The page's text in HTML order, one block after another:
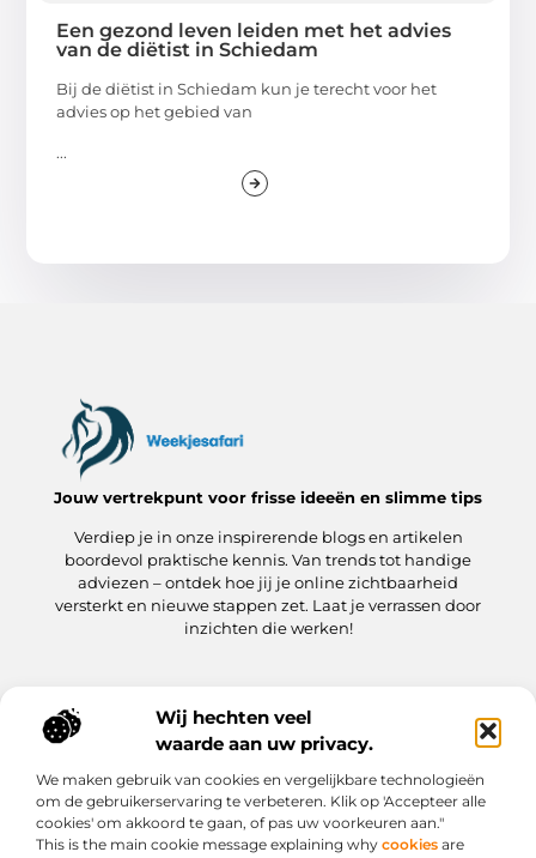
Wij hechten veel
waarde aan uw privacy.
We maken gebruik van cookies en vergelijkbare technologieën
om de gebruikerservaring te verbeteren. Klik op 'Accepteer alle
cookies' om akkoord te gaan, of pas uw voorkeuren aan."
This is the main cookie message explaining why cookies are
Een gezond leven leiden met het advies
van de diëtist in Schiedam
Bij de diëtist in Schiedam kun je terecht voor het
advies op het gebied van
...
Jouw vertrekpunt voor frisse ideeën en slimme tips
Verdiep je in onze inspirerende blogs en artikelen
boordevol praktische kennis. Van trends tot handige
adviezen – ontdek hoe jij je online zichtbaarheid
versterkt en nieuwe stappen zet. Laat je verrassen door
inzichten die werken!
Onze informatie
Bericht categorie